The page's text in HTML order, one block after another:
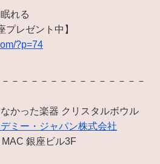
れる
レゼント中】
?p=74
－－－－－－－－－－－－－－
かった楽器 クリスタルボウル
ミー・ジャパン株式会社
銀座ビル3F